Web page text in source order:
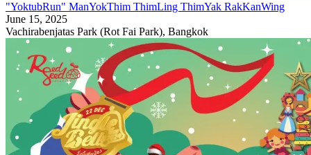
"YoktubRun" ManYokThim ThimLing ThimYak RakKanWing
June 15, 2025
Vachirabenjatas Park (Rot Fai Park), Bangkok